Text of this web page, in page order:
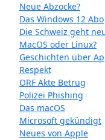
Neue Abzocke?
Das Windows 12 Abo
Die Schweiz geht
MacOS oder Linux?
Geschichten über
Respekt
ORF Akte Betrug
Polizei Phishing
Das macOS
Microsoft gekündigt
Neues von Apple